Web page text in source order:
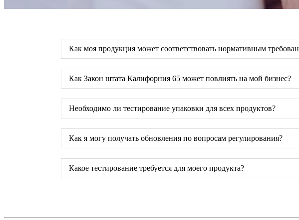
Как моя продукция может соответствовать нормативным
Как Закон штата Калифорния 65 может повлиять на мой бизнес?
Необходимо ли тестирование упаковки для всех продуктов?
Как я могу получать обновления по вопросам регулирования?
Какое тестирование требуется для моего продукта?